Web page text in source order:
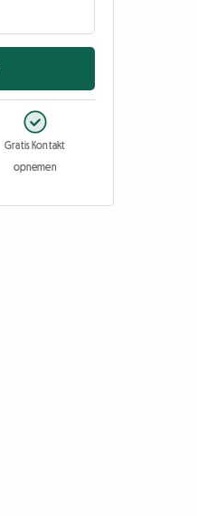
Gratis Kontakt
opnemen